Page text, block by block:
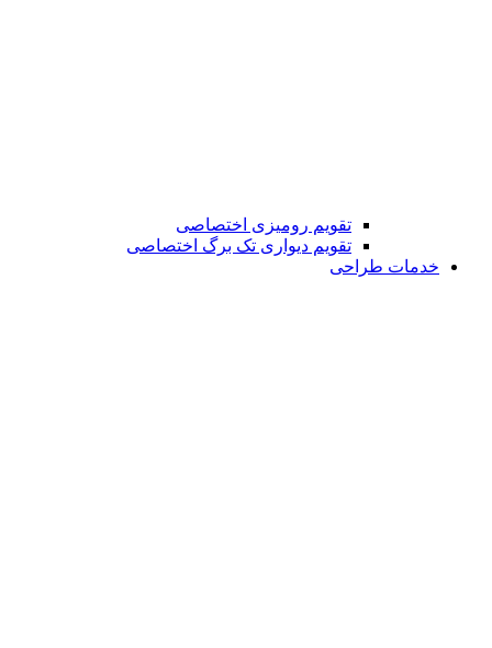
تقویم رومیزی اختصاصی
تقویم دیواری تک برگ اختصاصی
خدمات طراحی